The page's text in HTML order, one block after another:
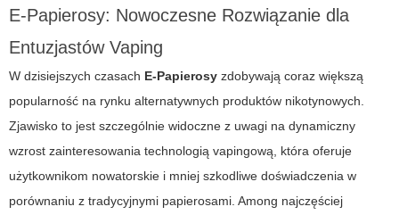
E-Papierosy: Nowoczesne Rozwiązanie dla
Entuzjastów Vaping
W dzisiejszych czasach E-Papierosy zdobywają coraz większą
popularność na rynku alternatywnych produktów nikotynowych.
Zjawisko to jest szczególnie widoczne z uwagi na dynamiczny
wzrost zainteresowania technologią vapingową, która oferuje
użytkownikom nowatorskie i mniej szkodliwe doświadczenia w
porównaniu z tradycyjnymi papierosami. Among najczęściej